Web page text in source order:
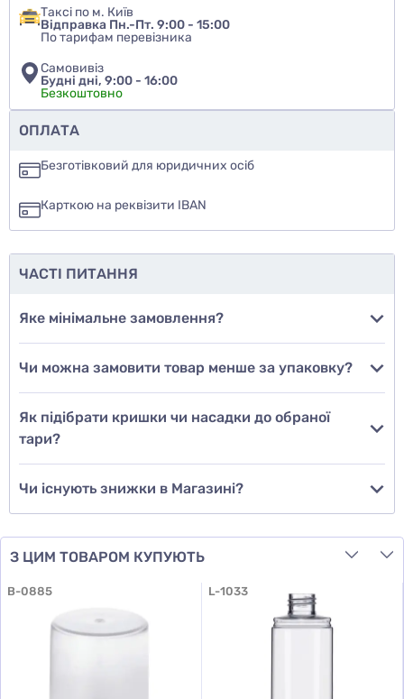
Чи рекомендуєте ви цей товар
так
ще не знаю
Додати відгук
Таксі по м. Київ
Відправка Пн.-Пт. 9:00 - 15:00
По тарифам перевізника
Самовивіз
Будні дні, 9:00 - 16:00
Безкоштовно
ОПЛАТА
Безготівковий для юридичних осіб
Карткою на реквізити IBAN
ЧАСТІ ПИТАННЯ
Яке мінімальне замовлення?
Чи можна замовити товар менше за упаковку?
Як підібрати кришки чи насадки до обраної
тари?
Чи існують знижки в Магазині?
З ЦИМ ТОВАРОМ КУПУЮТЬ
B-0885 L-1033